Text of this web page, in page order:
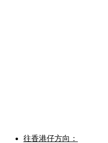
往香港仔方向：